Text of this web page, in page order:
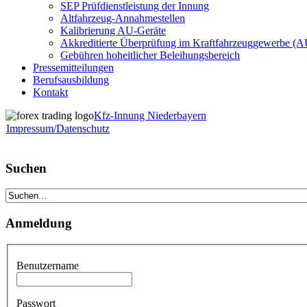
SEP Prüfdienstleistung der Innung
Altfahrzeug-Annahmestellen
Kalibrierung AU-Geräte
Akkreditierte Überprüfung im Kraftfahrzeuggewerbe
Gebühren hoheitlicher Beleihungsbereich
Pressemitteilungen
Berufsausbildung
Kontakt
Kfz-Innung Niederbayern
Impressum/Datenschutz
Suchen
Anmeldung
Benutzername
Passwort